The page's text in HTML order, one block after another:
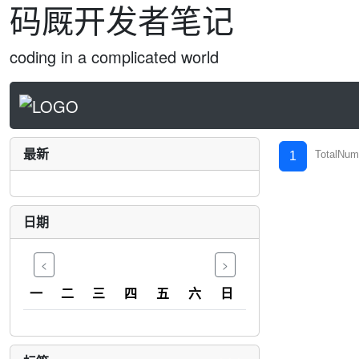
码厩开发者笔记
coding in a complicated world
最新
日期
< >
一 二 三 四 五 六 日
1